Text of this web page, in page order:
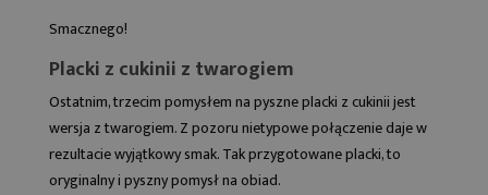
Smacznego!
Placki z cukinii z twarogiem
Ostatnim, trzecim pomysłem na pyszne placki z cukinii jest
wersja z twarogiem. Z pozoru nietypowe połączenie daje w
rezultacie wyjątkowy smak. Tak przygotowane placki, to
oryginalny i pyszny pomysł na obiad.